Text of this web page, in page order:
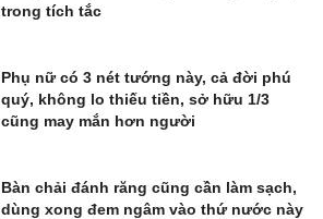
trong tích tắc
Phụ nữ có 3 nét tướng này, cả đời phú
quý, không lo thiếu tiền, sở hữu 1/3
cũng may mắn hơn người
Bàn chải đánh răng cũng cần làm sạch,
dùng xong đem ngâm vào thứ nước này